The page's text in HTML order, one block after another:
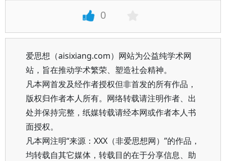
0
爱思想（aisixiang.com）网站为公益纯学术网
站，旨在推动学术繁荣、塑造社会精神。
凡本网首发及经作者授权但非首发的所有作品，
版权归作者本人所有。网络转载请注明作者、出
处并保持完整，纸媒转载请经本网或作者本人书
面授权。
凡本网注明“来源：XXX（非爱思想网）”的作品，
均转载自其它媒体，转载目的在于分享信息、助